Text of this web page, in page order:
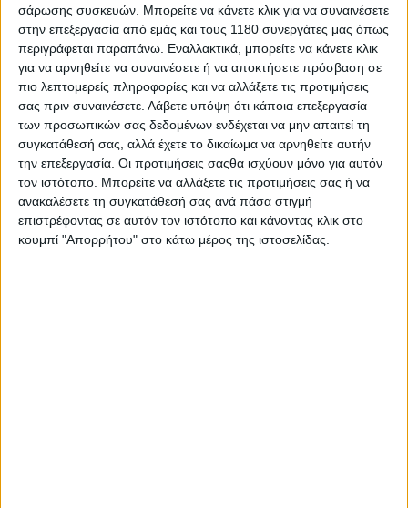
σάρωσης συσκευών. Μπορείτε να κάνετε κλικ για να συναινέσετε
στην επεξεργασία από εμάς και τους 1180 συνεργάτες μας όπως
περιγράφεται παραπάνω. Εναλλακτικά, μπορείτε να κάνετε κλικ
για να αρνηθείτε να συναινέσετε ή να αποκτήσετε πρόσβαση σε
πιο λεπτομερείς πληροφορίες και να αλλάξετε τις προτιμήσεις
σας πριν συναινέσετε. Λάβετε υπόψη ότι κάποια επεξεργασία
των προσωπικών σας δεδομένων ενδέχεται να μην απαιτεί τη
συγκατάθεσή σας, αλλά έχετε το δικαίωμα να αρνηθείτε αυτήν
την επεξεργασία. Οι προτιμήσεις σαςθα ισχύουν μόνο για αυτόν
τον ιστότοπο. Μπορείτε να αλλάξετε τις προτιμήσεις σας ή να
ανακαλέσετε τη συγκατάθεσή σας ανά πάσα στιγμή
επιστρέφοντας σε αυτόν τον ιστότοπο και κάνοντας κλικ στο
κουμπί "Απορρήτου" στο κάτω μέρος της ιστοσελίδας.
Ωστόσο, για τους αθλητές υψηλού επιπέδου
υπάρχουν εξαιρέσεις. Ο ίδιος αποκάλυψε πως
ξεκίνησε τη νηστεία, αλλά προσαρμόζει το πρόγραμμά
του λόγω του αγώνα στην Ταϊλάνδη.
"Την πρώτη μέρα τήρησα το Ραμαζάνι, αλλά όταν
οδηγώ τη μοτοσυκλέτα χρειάζομαι ενέργεια," δήλωσε.
"Μετά το τεστ έκανα άλλες δύο μέρες. Τώρα άρχισα
ξανά να τρώω και να πίνω, γιατί αύριο ξεκινάμε πάλι.
Όταν επιστρέψω στην Τουρκία μετά τον αγώνα, θα
συνεχίσω κανονικά το Ραμαζάνι."